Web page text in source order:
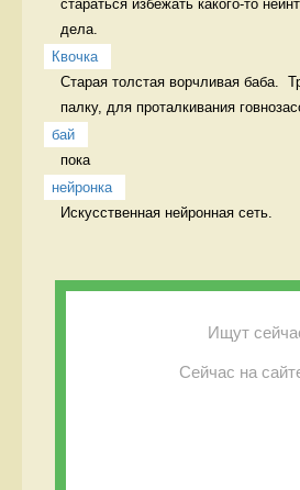
стараться избежать какого-то
дела.
Квочка
Старая толстая ворчливая баба.
палку, для проталкивания
бай
пока
нейронка
Искусственная нейронная сеть.
Ищут
Сейчас на